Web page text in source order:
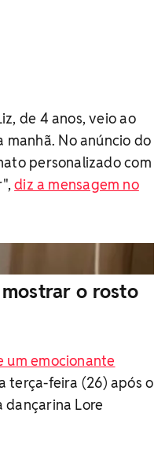
de 4 anos, veio ao
No anúncio do
personalizado com
diz a mensagem no
o rosto
um emocionante
terça-feira (26) após o
dançarina Lore